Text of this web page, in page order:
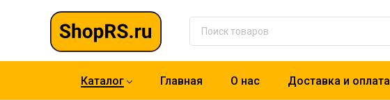
Каталог Главная О нас Доставка и оплата